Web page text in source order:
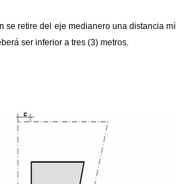
se retire del eje medianero una distancia
ser inferior a tres (3) metros.